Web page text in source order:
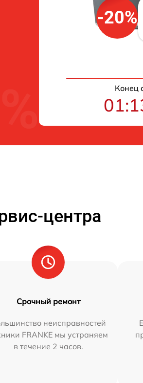
-20%
Конец
центра
Срочный ремонт
неисправностей
FRANKE мы устраняем
в течение 2 часов.